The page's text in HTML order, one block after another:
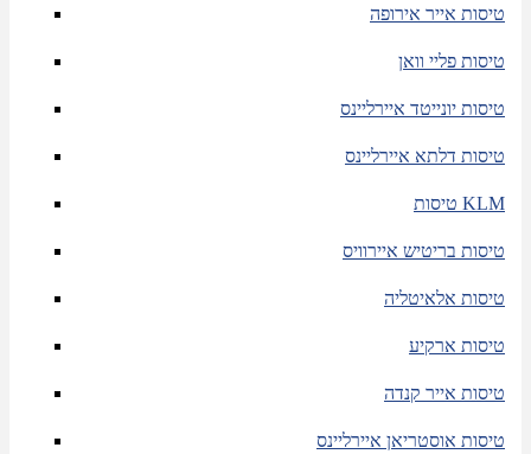
טיסות אייר אירופה
טיסות פליי וואן
טיסות יונייטד איירליינס
טיסות דלתא איירליינס
טיסות KLM
טיסות בריטיש איירוויס
טיסות אלאיטליה
טיסות ארקיע
טיסות אייר קנדה
טיסות אוסטריאן איירליינס